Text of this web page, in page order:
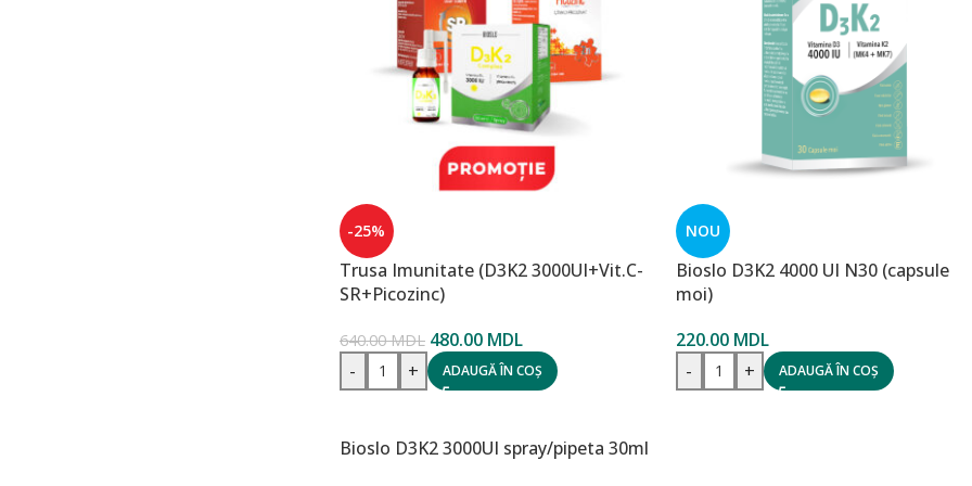
-25%
Trusa Imunitate (D3K2 3000UI+Vit.C-
SR+Picozinc)
640.00MDL 480.00 MDL
- + ADAUGĂ ÎN COȘ
NOU
Bioslo D3K2 4000 UI N30 (capsule
moi)
220.00 MDL
-
+ ADAUGĂ ÎN COȘ
Bioslo D3K2 3000UI spray/pipeta 30ml